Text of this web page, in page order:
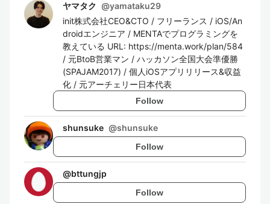
ヤマタク @yamataku29
init株式会社CEO&CTO / フリーランス / iOS/An
droidエンジニア / MENTAでプログラミングを
教えている URL: https://menta.work/plan/584
/ 元BtoB営業マン / ハッカソン全国大会準優勝
(SPAJAM2017) / 個人iOSアプリリリース&収益
化 / 元アーチェリー日本代表
Follow
shunsuke @shunsuke
Follow
@bttungjp
Follow